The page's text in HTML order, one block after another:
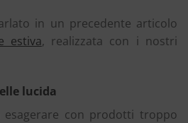
in un precedente articolo
estiva, realizzata con i nostri
lucida
con prodotti troppo